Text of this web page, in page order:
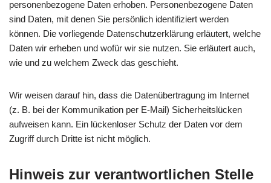
personenbezogene Daten erhoben. Personenbezogene Daten
sind Daten, mit denen Sie persönlich identifiziert werden
können. Die vorliegende Datenschutzerklärung erläutert, welche
Daten wir erheben und wofür wir sie nutzen. Sie erläutert auch,
wie und zu welchem Zweck das geschieht.
Wir weisen darauf hin, dass die Datenübertragung im Internet
(z. B. bei der Kommunikation per E-Mail) Sicherheitslücken
aufweisen kann. Ein lückenloser Schutz der Daten vor dem
Zugriff durch Dritte ist nicht möglich.
Hinweis zur verantwortlichen Stelle